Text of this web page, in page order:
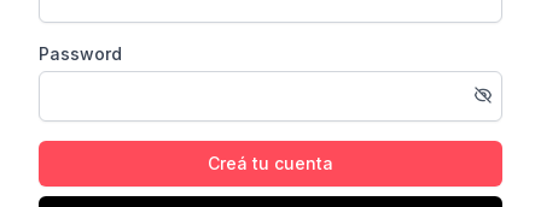
Password
Creá tu cuenta